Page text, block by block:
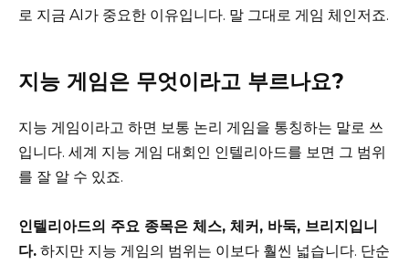
로 지금 AI가 중요한 이유입니다. 말 그대로 게임 체인저죠.
지능 게임은 무엇이라고 부르나요?
지능 게임이라고 하면 보통 논리 게임을 통칭하는 말로 쓰
입니다. 세계 지능 게임 대회인 인텔리아드를 보면 그 범위
를 잘 알 수 있죠.
인텔리아드의 주요 종목은 체스, 체커, 바둑, 브리지입니
다. 하지만 지능 게임의 범위는 이보다 훨씬 넓습니다. 단순